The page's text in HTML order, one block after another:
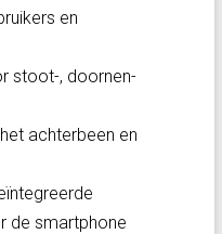
en
stoot-, doornen-
achterbeen en
de smartphone